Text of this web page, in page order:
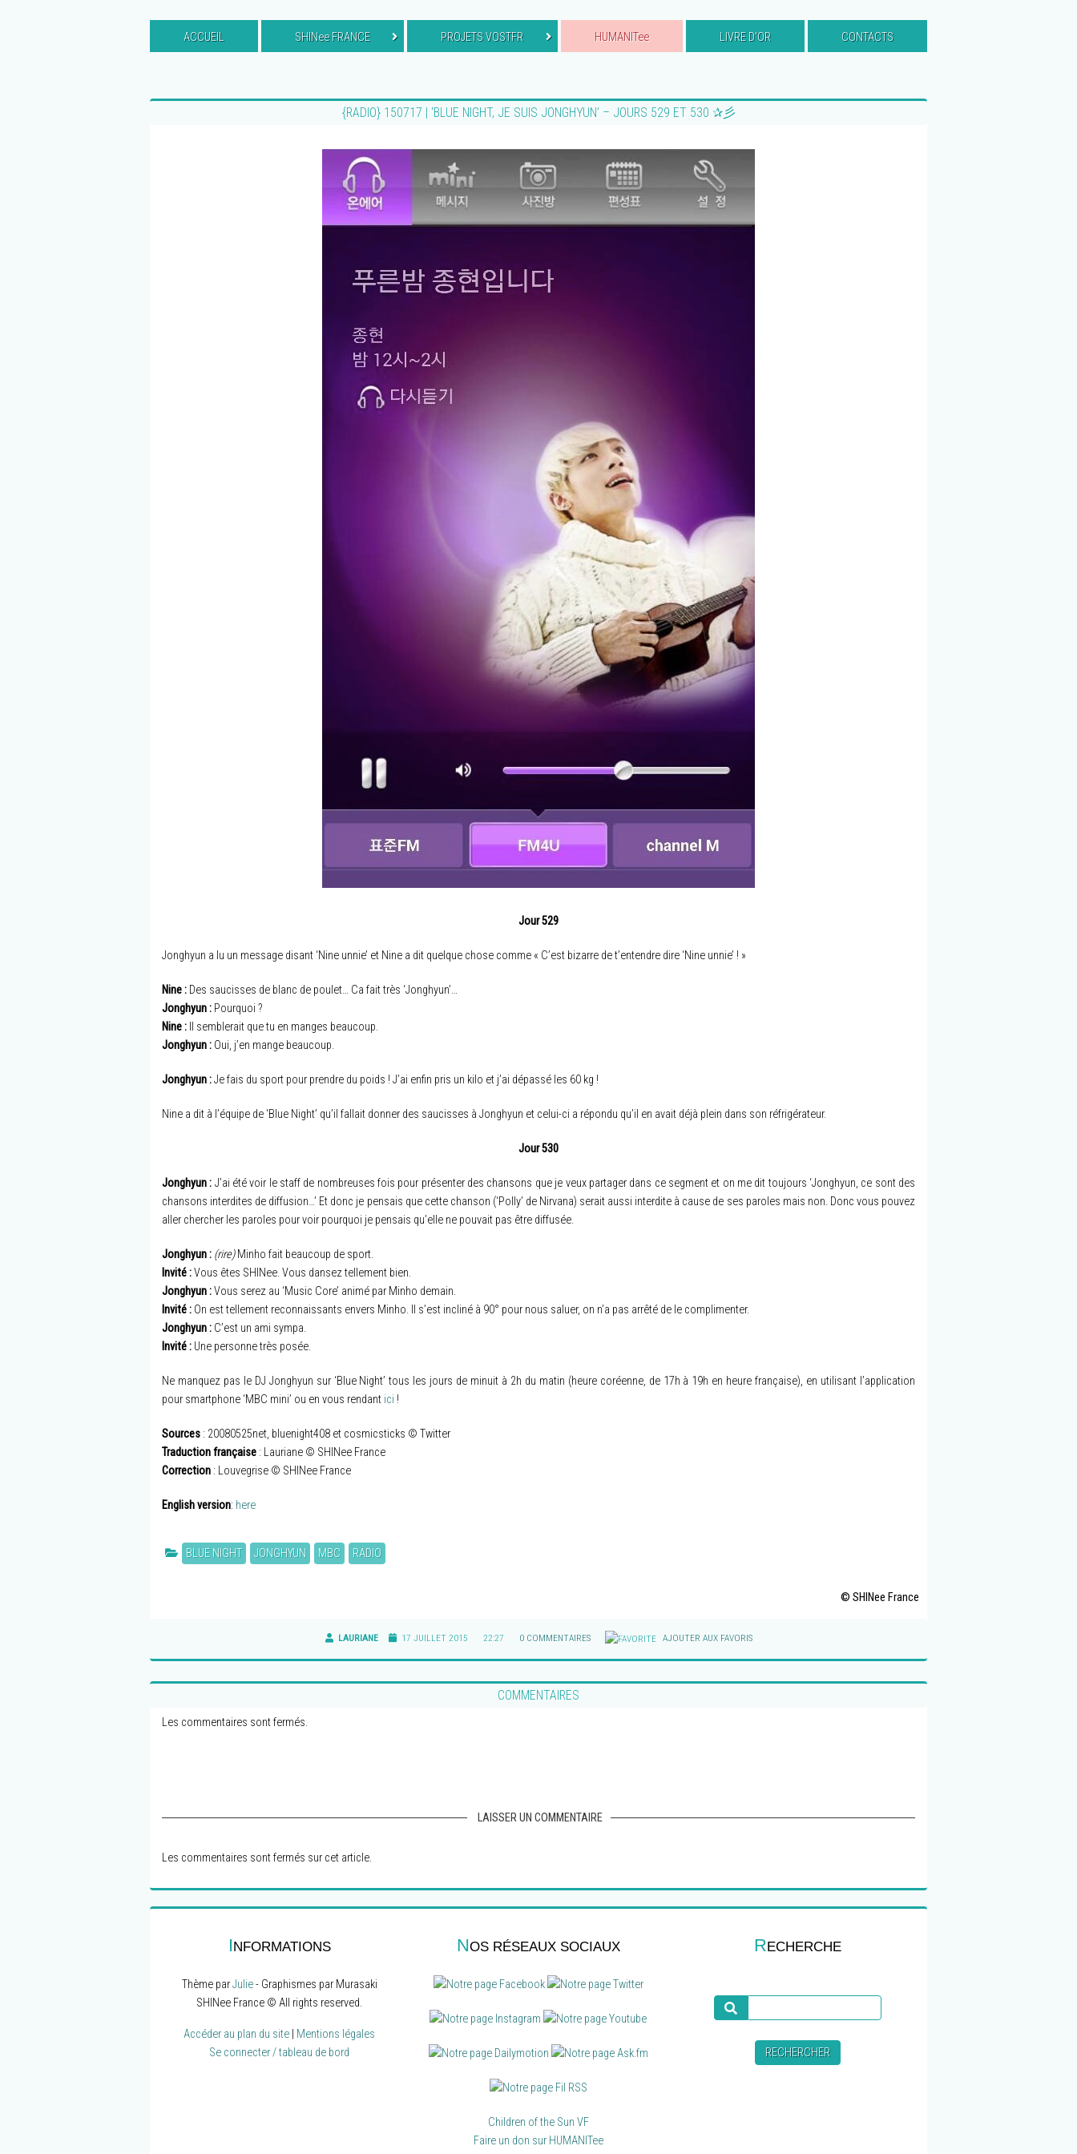
ACCUEIL SHINee FRANCE PROJETS VOSTFR HUMANITee LIVRE D’OR CONTACTS
{RADIO} 150717 | ‘BLUE NIGHT, JE SUIS JONGHYUN’ – JOURS 529 ET 530 ✰彡
Jour 529
Jonghyun a lu un message disant ‘Nine unnie’ et Nine a dit quelque chose comme « C’est bizarre de t’entendre dire ‘Nine unnie’ ! »
Nine : Des saucisses de blanc de poulet… Ca fait très ‘Jonghyun’…
Jonghyun : Pourquoi ?
Nine :
Il semblerait que tu en manges beaucoup.
Jonghyun : Oui, j’en mange beaucoup.
Jonghyun :Je fais du sport pour prendre du poids ! J’ai enfin pris un kilo et j’ai dépassé les 60 kg !
Nine a dit à l’équipe de ‘Blue Night’ qu’il fallait donner des saucisses à Jonghyun et celui-ci a répondu qu’il en avait déjà plein dans son réfrigérateur.
Jour 530
Jonghyun : J’ai été voir le staff de nombreuses fois pour présenter des chansons que je veux partager dans ce segment et on me dit toujours ‘Jonghyun, ce sont des
chansons interdites de diffusion…’ Et donc je pensais que cette chanson (‘Polly’ de Nirvana) serait aussi interdite à cause de ses paroles mais non. Donc vous pouvez
aller chercher les paroles pour voir pourquoi je pensais qu’elle ne pouvait pas être diffusée.
Jonghyun : (rire)Minho fait beaucoup de sport.
Invité :Vous êtes SHINee. Vous dansez tellement bien.
Jonghyun :Vous serez au ‘Music Core’ animé par Minho demain.
Invité : On est tellement reconnaissants envers Minho. Il s’est incliné à 90° pour nous saluer, on n’a pas arrêté de le complimenter.
Jonghyun : C’est un ami sympa.
Invité : Une personne très posée.
Ne manquez pas le DJ Jonghyun sur ‘Blue Night’ tous les jours de minuit à 2h du matin (heure coréenne, de 17h à 19h en heure française), en utilisant l’application
pour smartphone ‘MBC mini’ ou en vous rendant ici !
Sources : 20080525net, bluenight408 et cosmicsticks © Twitter
Traduction française : Lauriane © SHINee France
Correction : Louvegrise © SHINee France
English version: here
BLUE NIGHT JONGHYUN MBC RADIO
© SHINee France
LAURIANE 17 JUILLET 2015 22:27 0 COMMENTAIRES AJOUTER AUX FAVORIS
COMMENTAIRES
Les commentaires sont fermés.
LAISSER UN COMMENTAIRE
Les commentaires sont fermés sur cet article.
INFORMATIONS
Thème parJulie- Graphismes par Murasaki
SHINee France © All rights reserved.
Accéder au plan du site Mentions légales
Se connecter / tableau de bord
NOS RÉSEAUX SOCIAUX
Children of the Sun VF
Faire un don sur HUMANITee
RECHERCHE
RECHERCHER